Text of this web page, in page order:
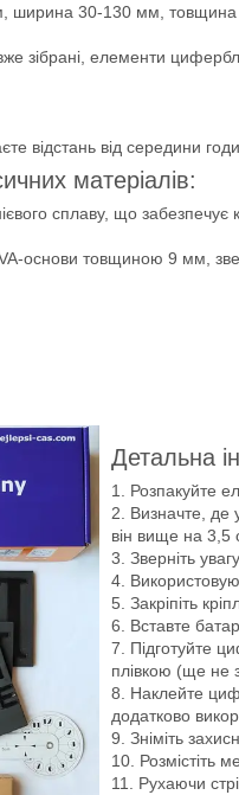
ширина 30-130 мм, товщина
зібрані, елементи
відстань від середини
матеріалів:
сплаву, що
основи товщиною 9 мм,
Детальна
Розпакуйте
Визначте, де
він вище на 3,5
Зверніть
Закріпіть
Вставте
Підготуйте
плівкою (ще не
Наклейте
додатково
Зніміть
Розмістіть
Рухаючи